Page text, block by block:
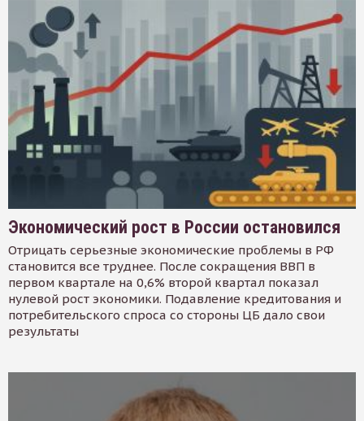
Экономический рост в России остановился
Отрицать серьезные экономические проблемы в РФ
становится все труднее. После сокращения ВВП в
первом квартале на 0,6% второй квартал показал
нулевой рост экономики. Подавление кредитования и
потребительского спроса со стороны ЦБ дало свои
результаты